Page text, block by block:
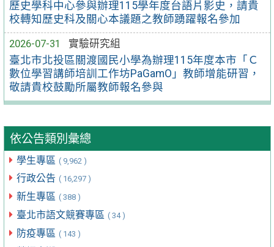
歷史學科中心參與辦理115學年度台語片影史，請貴
校轉知歷史科及關心本議題之教師踴躍報名參加
2026-07-31
實驗研究組
臺北市北投區關渡國民小學為辦理115年度本市「Ｃ
數位學習講師培訓工作坊PaGamO」教師增能研習，
敬請貴校鼓勵所屬教師報名參與
依公告類別彙總
學生專區 ( 9,962 )
行政公告 ( 16,297 )
新生專區 ( 388 )
臺北市語文競賽專區 ( 34 )
防疫專區 ( 143 )